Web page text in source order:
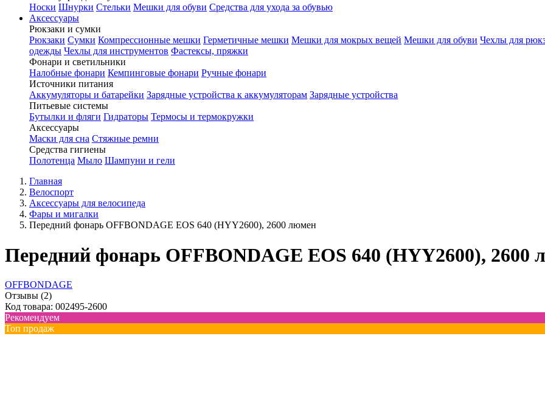
Носки Шнурки Стельки Мешки для обуви Средства для ухода за обувью
Аксессуары
Рюкзаки и сумки
Рюкзаки Сумки Компрессионные мешки Герметичные мешки Мешки для мокрых вещей Мешки для обуви Чехлы для
одежды Чехлы для инструментов Фастексы, пряжки
Фонари и светильники
Налобные фонари Кемпинговые фонари Ручные фонари
Источники питания
Аккумуляторы и батарейки Зарядные устройства к аккумуляторам Зарядные устройства
Питьевые системы
Бутылки и фляги Гидраторы Термосы и термокружки
Аксессуары
Маски для сна Стяжные ремни
Средства гигиены
Полотенца Мыло Шампуни и гели
Главная
Велоспорт
Аксессуары для велосипеда
Фары и мигалки
Передний фонарь OFFBONDAGE EOS 640 (HYY2600), 2600 люмен
Передний фонарь OFFBONDAGE EOS 640 (HYY2600), 2600
OFFBONDAGE
Отзывы (2)
Код товара: 002495-2600
Рекомендуем
Топ продаж